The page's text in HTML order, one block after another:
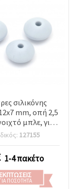
σιλικόνης
mm, οπή 2,5
μπλε, για
κοσμήματα &
σπιτιού – 5
τεμ.
127155
1-4 πακέτο
ΕΚΠΤΏΣΕΙΣ
ΠΟΣΌΤΗΤΑ